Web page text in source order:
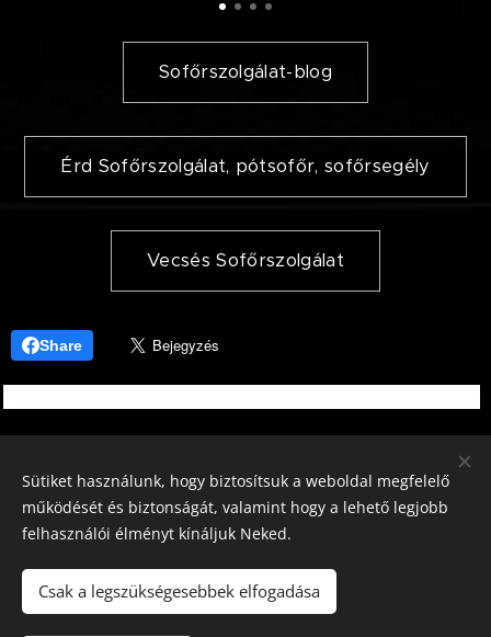
Sofőrszolgálat-blog
Érd Sofőrszolgálat, pótsofőr, sofőrsegély
Vecsés Sofőrszolgálat
Share
© 2024Budapest Sofőrszolgálat(sofőrszolgálat, pótsofőr,
sofőrsegély, sofőr bérlés)
Budapest Sofőrszolgálat, pótsofőr, sofőrsegély. Sofőrszolgálat!
Sofőrszolgálat 2018- 2024
Sütiket használunk, hogy biztosítsuk a weboldal megfelelő
működését és biztonságát, valamint hogy a lehető legjobb
felhasználói élményt kínáljuk Neked.
Csak a legszükségesebbek elfogadása